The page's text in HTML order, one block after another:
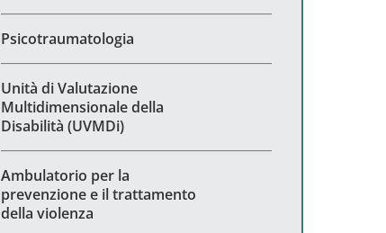
Psicotraumatologia
Unità di Valutazione
Multidimensionale della
Disabilità (UVMDi)
Ambulatorio per la
prevenzione e il trattamento
della violenza